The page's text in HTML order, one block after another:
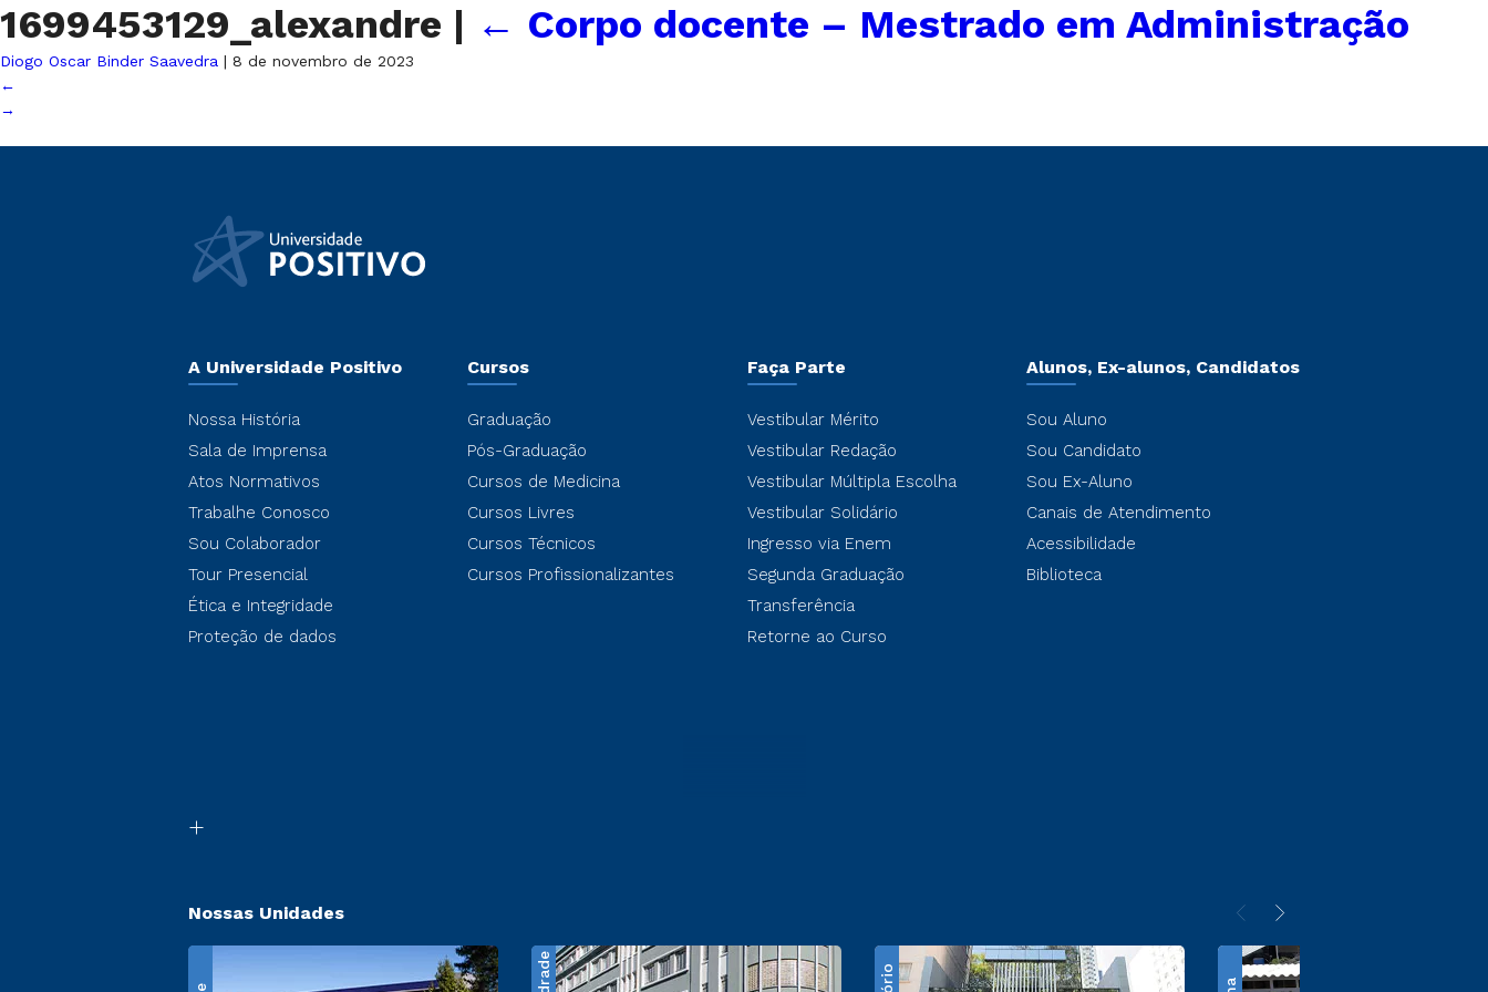
1699453129_alexandre | ← Corpo docente – Mestrado em Administração
Diogo Oscar Binder Saavedra | 8 de novembro de 2023
←
→
A Universidade Positivo
Nossa História
Sala de Imprensa
Atos Normativos
Trabalhe Conosco
Sou Colaborador
Tour Presencial
Ética e Integridade
Proteção de dados
Cursos
Graduação
Pós-Graduação
Cursos de Medicina
Cursos Livres
Cursos Técnicos
Cursos Profissionalizantes
Faça Parte
Vestibular Mérito
Vestibular Redação
Vestibular Múltipla Escolha
Vestibular Solidário
Ingresso via Enem
Segunda Graduação
Transferência
Retorne ao Curso
Alunos, Ex-alunos, Candidatos
Sou Aluno
Sou Candidato
Sou Ex-Aluno
Canais de Atendimento
Acessibilidade
Biblioteca
Nossas Unidades